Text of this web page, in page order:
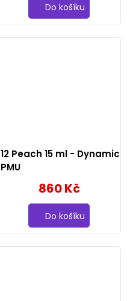
Do košíku
12 Peach 15 ml - Dynamic
PMU
860 Kč
Do košíku